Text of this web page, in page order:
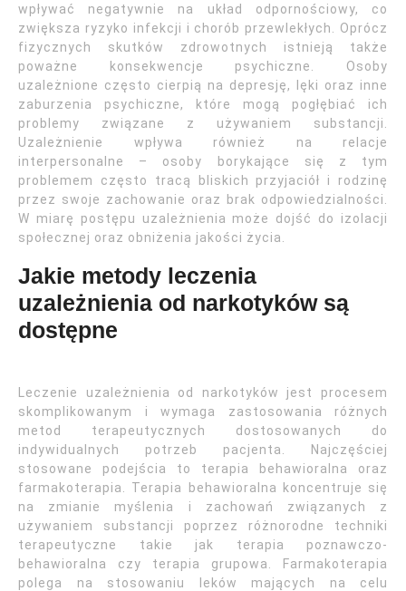
wpływać negatywnie na układ odpornościowy, co
zwiększa ryzyko infekcji i chorób przewlekłych. Oprócz
fizycznych skutków zdrowotnych istnieją także
poważne konsekwencje psychiczne. Osoby
uzależnione często cierpią na depresję, lęki oraz inne
zaburzenia psychiczne, które mogą pogłębiać ich
problemy związane z używaniem substancji.
Uzależnienie wpływa również na relacje
interpersonalne – osoby borykające się z tym
problemem często tracą bliskich przyjaciół i rodzinę
przez swoje zachowanie oraz brak odpowiedzialności.
W miarę postępu uzależnienia może dojść do izolacji
społecznej oraz obniżenia jakości życia.
Jakie metody leczenia
uzależnienia od narkotyków są
dostępne
Leczenie uzależnienia od narkotyków jest procesem
skomplikowanym i wymaga zastosowania różnych
metod terapeutycznych dostosowanych do
indywidualnych potrzeb pacjenta. Najczęściej
stosowane podejścia to terapia behawioralna oraz
farmakoterapia. Terapia behawioralna koncentruje się
na zmianie myślenia i zachowań związanych z
używaniem substancji poprzez różnorodne techniki
terapeutyczne takie jak terapia poznawczo-
behawioralna czy terapia grupowa. Farmakoterapia
polega na stosowaniu leków mających na celu